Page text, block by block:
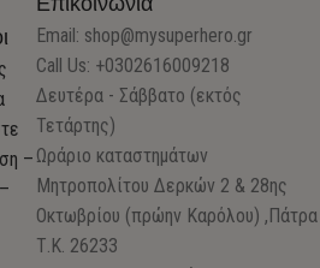
–
Email: shop@mysuperhero.gr
Call Us: +0302616009218
Δευτέρα - Σάββατο (εκτός
Τετάρτης)
Ωράριο καταστημάτων
Μητροπολίτου Δερκών 2 & 28ης
Οκτωβρίου (πρώην Καρόλου) ,Πάτρα
Τ.Κ. 26233